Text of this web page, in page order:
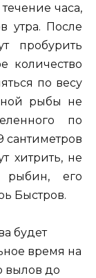
часа,
утра. После
пробурить
количество
по весу
рыбы не
по
сантиметров
хитрить, не
рыбин, его
Быстров.
будет
время на
вылов до